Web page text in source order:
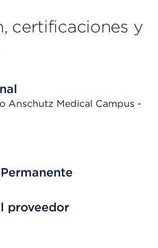
certificaciones y
Anschutz Medical Campus -
proveedor